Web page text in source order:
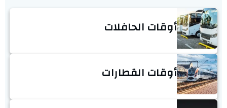
أوقات الحافلات
أوقات القطارات